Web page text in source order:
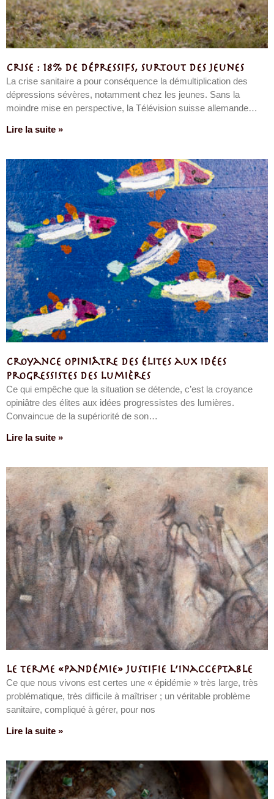
Crise : 18% de dépressifs, surtout des jeunes
La crise sanitaire a pour conséquence la démultiplication des
dépressions sévères, notamment chez les jeunes. Sans la
moindre mise en perspective, la Télévision suisse allemande…
Lire la suite »
Croyance opiniâtre des élites aux idées
progressistes des lumières
Ce qui empêche que la situation se détende, c’est la croyance
opiniâtre des élites aux idées progressistes des lumières.
Convaincue de la supériorité de son…
Lire la suite »
Le terme «pandémie» justifie l’inacceptable
Ce que nous vivons est certes une « épidémie » très large, très
problématique, très difficile à maîtriser ; un véritable problème
sanitaire, compliqué à gérer, pour nos
Lire la suite »